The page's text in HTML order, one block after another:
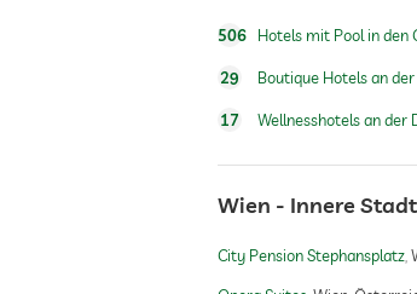
Wellnessmassagen
Wellnessbereich
506 Hotels mit Pool in den
29 Boutique Hotels an
17 Wellnesshotels an der
Wien - Innere
City Pension Stephansplatz